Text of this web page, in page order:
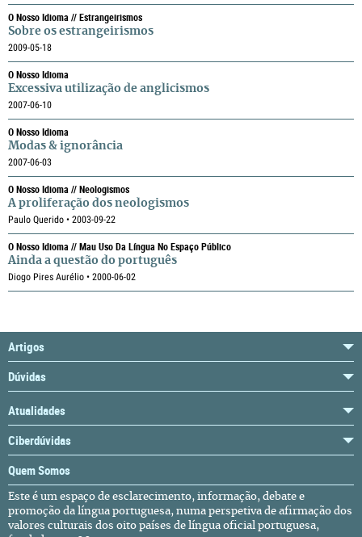
O Nosso Idioma // Estrangeirismos
Sobre os estrangeirismos
2009-05-18
O Nosso Idioma
Excessiva utilização de anglicismos
2007-06-10
O Nosso Idioma
Modas & ignorância
2007-06-03
O Nosso Idioma // Neologismos
A proliferação dos neologismos
Paulo Querido • 2003-09-22
O Nosso Idioma // Mau Uso Da Língua No Espaço Público
Ainda a questão do português
Diogo Pires Aurélio • 2000-06-02
Artigos
Dúvidas
Atualidades
Ciberdúvidas
Quem Somos
Este é um espaço de esclarecimento, informação, debate e
promoção da língua portuguesa, numa perspetiva de afirmação dos
valores culturais dos oito países de língua oficial portuguesa,